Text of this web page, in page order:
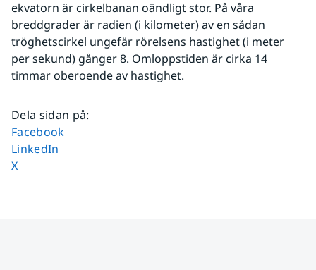
ekvatorn är cirkelbanan oändligt stor. På våra
breddgrader är radien (i kilometer) av en sådan
tröghetscirkel ungefär rörelsens hastighet (i meter
per sekund) gånger 8. Omloppstiden är cirka 14
timmar oberoende av hastighet.
Dela sidan på:
Dela sidan på
Facebook
Dela sidan på
LinkedIn
Dela sidan på
X